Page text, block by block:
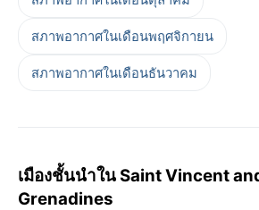
สภาพอากาศในเดือนพฤศจิกายน
สภาพอากาศในเดือนธันวาคม
เมืองชั้นนำใน Saint Vincent
Grenadines